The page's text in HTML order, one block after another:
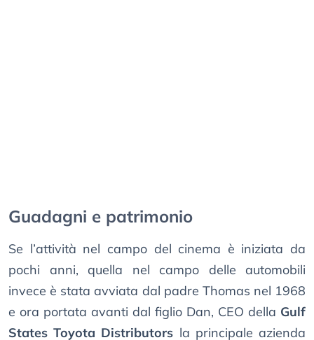
Guadagni e patrimonio
Se l’attività nel campo del cinema è iniziata da
pochi anni, quella nel campo delle automobili
invece è stata avviata dal padre Thomas nel 1968
e ora portata avanti dal figlio Dan, CEO della Gulf
States Toyota Distributors la principale azienda